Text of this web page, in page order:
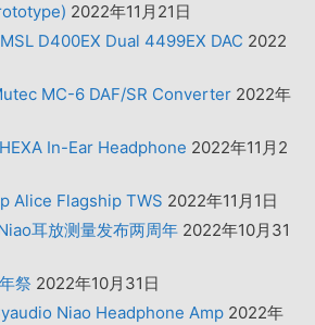
2022年11月21日
D400EX Dual 4499EX DAC 2022
MC-6 DAF/SR Converter 2022年
In-Ear Headphone 2022年11月2
Alice Flagship TWS 2022年11月1日
耳放测量发布两周年 2022年10月31
祭 2022年10月31日
Niao Headphone Amp 2022年